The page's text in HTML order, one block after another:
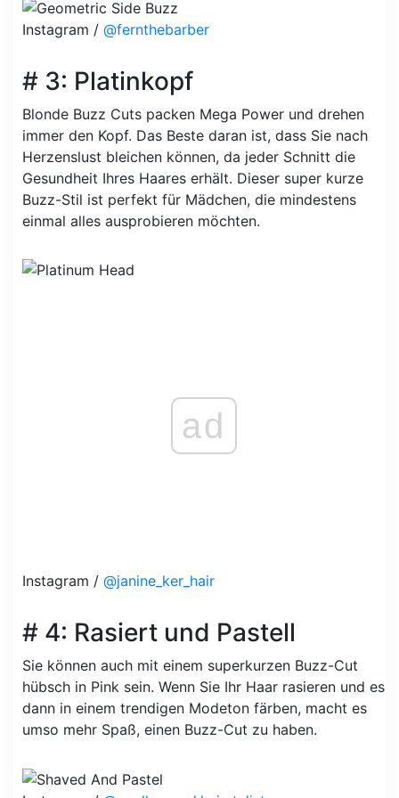
Instagram / @fernthebarber
# 3: Platinkopf
Blonde Buzz Cuts packen Mega Power und drehen
immer den Kopf. Das Beste daran ist, dass Sie nach
Herzenslust bleichen können, da jeder Schnitt die
Gesundheit Ihres Haares erhält. Dieser super kurze
Buzz-Stil ist perfekt für Mädchen, die mindestens
einmal alles ausprobieren möchten.
ad
Instagram / @janine_ker_hair
# 4: Rasiert und Pastell
Sie können auch mit einem superkurzen Buzz-Cut
hübsch in Pink sein. Wenn Sie Ihr Haar rasieren und es
dann in einem trendigen Modeton färben, macht es
umso mehr Spaß, einen Buzz-Cut zu haben.